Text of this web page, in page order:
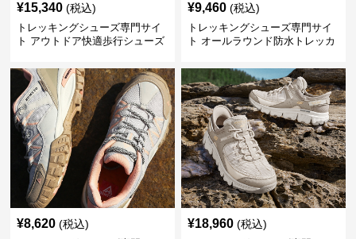
¥15,340 (税込)
トレッキングシューズ専門サイ
ト アウトドア快適歩行シューズ
¥9,460 (税込)
トレッキングシューズ専門サイ
ト オールラウンド防水トレッカ
¥8,620 (税込) ¥18,960 (税込)